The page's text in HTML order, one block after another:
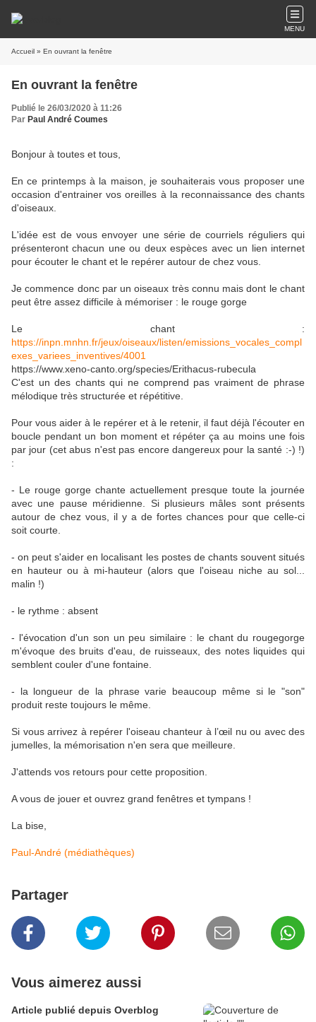
MENU
Accueil » En ouvrant la fenêtre
En ouvrant la fenêtre
Publié le 26/03/2020 à 11:26
Par Paul André Coumes
Bonjour à toutes et tous,
En ce printemps à la maison, je souhaiterais vous proposer une
occasion d'entrainer vos oreilles à la reconnaissance des chants
d'oiseaux.
L'idée est de vous envoyer une série de courriels réguliers qui
présenteront chacun une ou deux espèces avec un lien internet
pour écouter le chant et le repérer autour de chez vous.
Je commence donc par un oiseaux très connu mais dont le chant
peut être assez difficile à mémoriser : le rouge gorge
Le chant :
https://inpn.mnhn.fr/jeux/oiseaux/listen/emissions_vocales_compl
exes_variees_inventives/4001
https://www.xeno-canto.org/species/Erithacus-rubecula
C'est un des chants qui ne comprend pas vraiment de phrase
mélodique très structurée et répétitive.
Pour vous aider à le repérer et à le retenir, il faut déjà l'écouter en
boucle pendant un bon moment et répéter ça au moins une fois
par jour (cet abus n'est pas encore dangereux pour la santé :-) !)
:
- Le rouge gorge chante actuellement presque toute la journée
avec une pause méridienne. Si plusieurs mâles sont présents
autour de chez vous, il y a de fortes chances pour que celle-ci
soit courte.
- on peut s'aider en localisant les postes de chants souvent situés
en hauteur ou à mi-hauteur (alors que l'oiseau niche au sol...
malin !)
- le rythme : absent
- l'évocation d'un son un peu similaire : le chant du rougegorge
m'évoque des bruits d'eau, de ruisseaux, des notes liquides qui
semblent couler d'une fontaine.
- la longueur de la phrase varie beaucoup même si le "son"
produit reste toujours le même.
Si vous arrivez à repérer l'oiseau chanteur à l’œil nu ou avec des
jumelles, la mémorisation n'en sera que meilleure.
J'attends vos retours pour cette proposition.
A vous de jouer et ouvrez grand fenêtres et tympans !
La bise,
Paul-André (médiathèques)
Partager
Vous aimerez aussi
Article publié depuis Overblog